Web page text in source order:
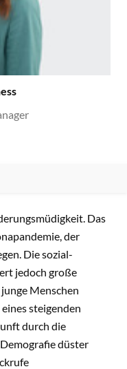
Das
der
Die sozial-
jedoch große
Menschen
steigenden
durch die
düster